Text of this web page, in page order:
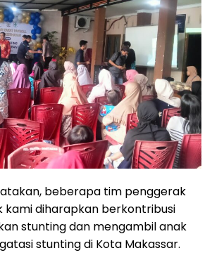
beberapa tim penggerak
kami diharapkan berkontribusi
stunting dan mengambil anak
stunting di Kota Makassar.